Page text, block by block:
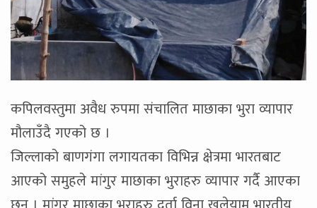
कपिलवस्तुमा अवैध रुपमा संचालित माछाका भुरा व्यापार
मौलाउँदै गएको छ ।
जिल्लाको बाणगंगा लगायतका विभिन्न क्षेत्रमा भारतबाट
आएको समुहले मांगुर माछाका भुराहरु व्यापार गर्दै आएका